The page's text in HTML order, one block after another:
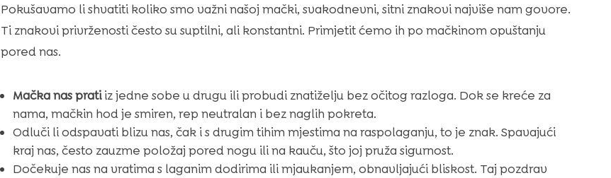
Pokušavamo li shvatiti koliko smo važni našoj mački, svakodnevni, sitni znakovi najviše nam govore.
Ti znakovi privrženosti često su suptilni, ali konstantni. Primjetit ćemo ih po mačkinom opuštanju
pored nas.
Mačka nas pratiiz jedne sobe u drugu ili probudi znatiželju bez očitog razloga. Dok se kreće za
nama, mačkin hod je smiren, rep neutralan i bez naglih pokreta.
Odluči li odspavati blizu nas, čak i s drugim tihim mjestima na raspolaganju, to je znak. Spavajući
kraj nas, često zauzme položaj pored nogu ili na kauču, što joj pruža sigurnost.
Dočekuje nas na vratima s laganim dodirima ili mjaukanjem, obnavljajući bliskost. Taj pozdrav